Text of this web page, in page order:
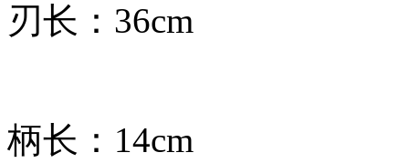
刃长：36cm
柄长：14cm